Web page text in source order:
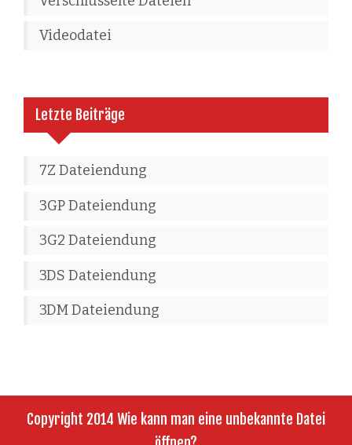
Videodatei
Letzte Beiträge
7Z Dateiendung
3GP Dateiendung
3G2 Dateiendung
3DS Dateiendung
3DM Dateiendung
Copyright 2014 Wie kann man eine unbekannte Datei